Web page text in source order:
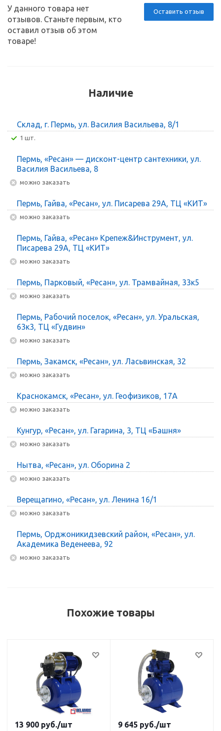
Оставить отзыв
У данного товара нет
отзывов. Станьте первым, кто
оставил отзыв об этом
товаре!
Наличие
Склад, г. Пермь, ул. Василия Васильева, 8/1
1 шт.
Пермь, «Ресан» — дисконт-центр сантехники, ул.
Василия Васильева, 8
Можно заказать
Пермь, Гайва, «Ресан», ул. Писарева 29А, ТЦ «КИТ»
Можно заказать
Пермь, Гайва, «Ресан» Крепеж&Инструмент, ул.
Писарева 29А, ТЦ «КИТ»
Можно заказать
Пермь, Парковый, «Ресан», ул. Трамвайная, 33к5
Можно заказать
Пермь, Рабочий поселок, «Ресан», ул. Уральская,
63к3, ТЦ «Гудвин»
Можно заказать
Пермь, Закамск, «Ресан», ул. Ласьвинская, 32
Можно заказать
Краснокамск, «Ресан», ул. Геофизиков, 17А
Можно заказать
Кунгур, «Ресан», ул. Гагарина, 3, ТЦ «Башня»
Можно заказать
Нытва, «Ресан», ул. Оборина 2
Можно заказать
Верещагино, «Ресан», ул. Ленина 16/1
Можно заказать
Пермь, Орджоникидзевский район, «Ресан», ул.
Академика Веденеева, 92
Можно заказать
Похожие товары
13 900 руб./шт 9 645 руб./шт